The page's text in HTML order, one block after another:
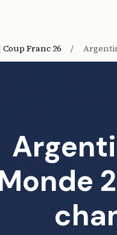
Franc 26 /